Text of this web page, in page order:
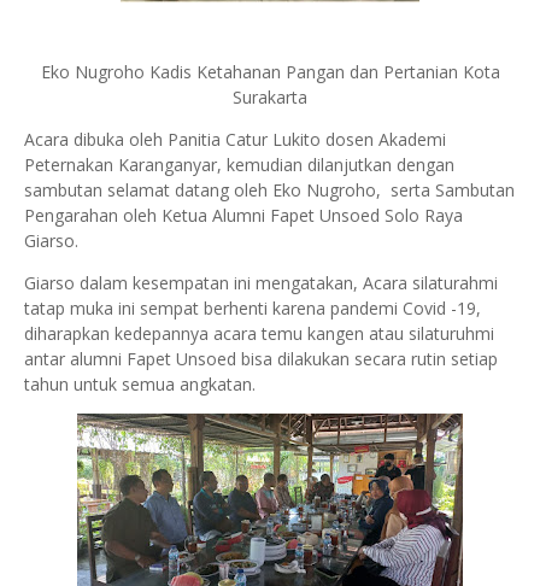
Eko Nugroho Kadis Ketahanan Pangan dan Pertanian Kota
Surakarta
Acara dibuka oleh Panitia Catur Lukito dosen Akademi
Peternakan Karanganyar, kemudian dilanjutkan dengan
sambutan selamat datang oleh Eko Nugroho, serta Sambutan
Pengarahan oleh Ketua Alumni Fapet Unsoed Solo Raya
Giarso.
Giarso dalam kesempatan ini mengatakan, Acara silaturahmi
tatap muka ini sempat berhenti karena pandemi Covid -19,
diharapkan kedepannya acara temu kangen atau silaturuhmi
antar alumni Fapet Unsoed bisa dilakukan secara rutin setiap
tahun untuk semua angkatan.